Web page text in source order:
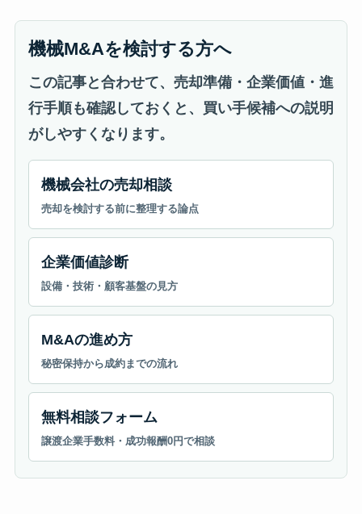
機械M&Aを検討する方へ
この記事と合わせて、売却準備・企業価値・進
行手順も確認しておくと、買い手候補への説明
がしやすくなります。
機械会社の売却相談
売却を検討する前に整理する論点
企業価値診断
設備・技術・顧客基盤の見方
M&Aの進め方
秘密保持から成約までの流れ
無料相談フォーム
譲渡企業手数料・成功報酬0円で相談